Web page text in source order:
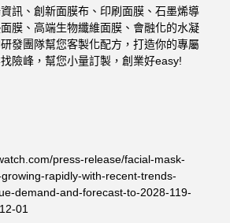
訊、創新面膜布、印刷面膜、石墨烯導
膜、高端生物纖維面膜、會融化的水凝
發團隊幫您客製化配方，打造你的專屬
險峰，幫您小量訂製，創業好easy!
press-release/facial-mask-
rapidly-with-recent-trends-
demand-and-forecast-to-2028-119-
01